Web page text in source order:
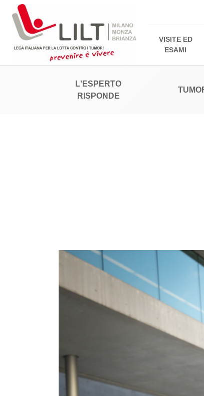
VISITE ED
ESAMI
L'ESPERTO
RISPONDE